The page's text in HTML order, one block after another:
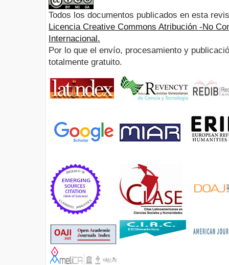
Todos los documentos publicados en esta
Licencia Creative Commons Atribución -No
Internacional.
Por lo que el envío, procesamiento y
totalmente gratuito.